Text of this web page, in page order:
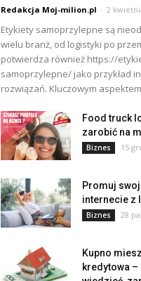
Redakcja Moj-milion.pl - 2
Etykiety samoprzylepne są
wielu branż, od logistyki po
potwierdza również https://
samoprzylepne/ jako przykład
rozwiązań. Kluczowym
Food truck
zarobić na
Biznes 15
Promuj
internecie z
Biznes 28
Kupno
kredytowa